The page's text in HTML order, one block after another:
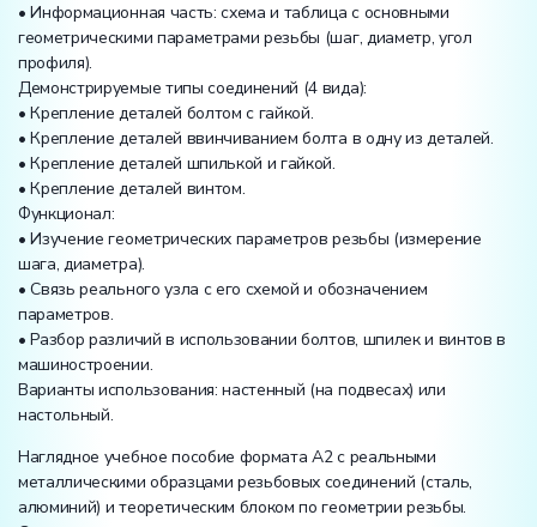
• Информационная часть: схема и таблица с основными
геометрическими параметрами резьбы (шаг, диаметр, угол
профиля).
Демонстрируемые типы соединений (4 вида):
• Крепление деталей болтом с гайкой.
• Крепление деталей ввинчиванием болта в одну из деталей.
• Крепление деталей шпилькой и гайкой.
• Крепление деталей винтом.
Функционал:
• Изучение геометрических параметров резьбы (измерение
шага, диаметра).
• Связь реального узла с его схемой и обозначением
параметров.
• Разбор различий в использовании болтов, шпилек и винтов в
машиностроении.
Варианты использования: настенный (на подвесах) или
настольный.
Наглядное учебное пособие формата А2 с реальными
металлическими образцами резьбовых соединений (сталь,
алюминий) и теоретическим блоком по геометрии резьбы.